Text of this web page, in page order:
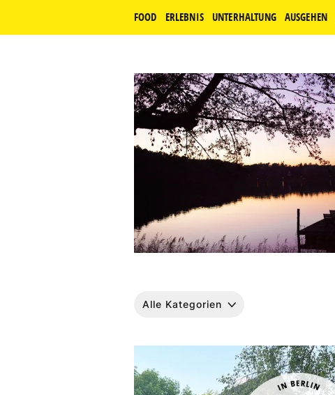
FOOD ERLEBNIS UNTERHALTUNG AUSGEHEN
Alle Kategorien